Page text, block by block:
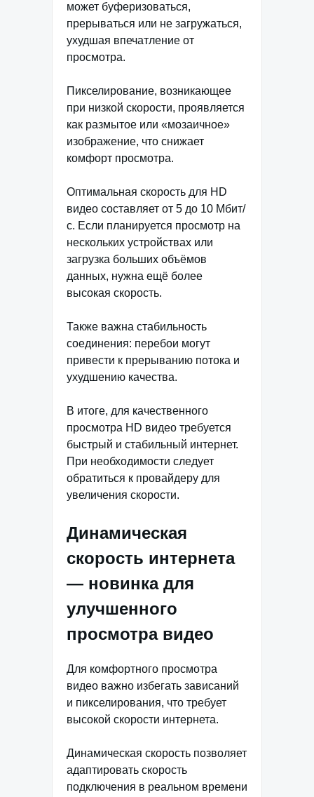
может буферизоваться,
прерываться или не загружаться,
ухудшая впечатление от
просмотра.
Пикселирование, возникающее
при низкой скорости, проявляется
как размытое или «мозаичное»
изображение, что снижает
комфорт просмотра.
Оптимальная скорость для HD
видео составляет от 5 до 10 Мбит/
с. Если планируется просмотр на
нескольких устройствах или
загрузка больших объёмов
данных, нужна ещё более
высокая скорость.
Также важна стабильность
соединения: перебои могут
привести к прерыванию потока и
ухудшению качества.
В итоге, для качественного
просмотра HD видео требуется
быстрый и стабильный интернет.
При необходимости следует
обратиться к провайдеру для
увеличения скорости.
Динамическая
скорость интернета
— новинка для
улучшенного
просмотра видео
Для комфортного просмотра
видео важно избегать зависаний
и пикселирования, что требует
высокой скорости интернета.
Динамическая скорость позволяет
адаптировать скорость
подключения в реальном времени